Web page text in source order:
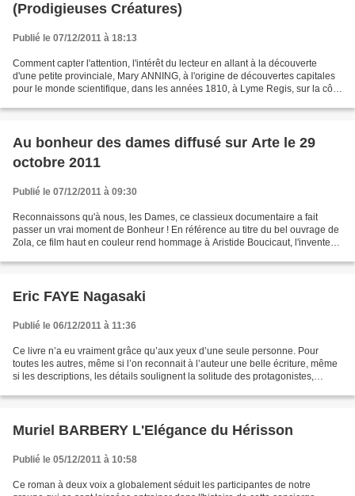
(Prodigieuses Créatures)
Publié le 07/12/2011 à 18:13
Comment capter l'attention, l'intérêt du lecteur en allant à la découverte
d'une petite provinciale, Mary ANNING, à l'origine de découvertes capitales
pour le monde scientifique, dans les années 1810, à Lyme Regis, sur la côte
Au bonheur des dames diffusé sur Arte le 29
octobre 2011
Publié le 07/12/2011 à 09:30
Reconnaissons qu'à nous, les Dames, ce classieux documentaire a fait
passer un vrai moment de Bonheur ! En référence au titre du bel ouvrage de
Zola, ce film haut en couleur rend hommage à Aristide Boucicaut, l'inventeur
Eric FAYE Nagasaki
Publié le 06/12/2011 à 11:36
Ce livre n’a eu vraiment grâce qu’aux yeux d’une seule personne. Pour
toutes les autres, même si l’on reconnait à l’auteur une belle écriture, même
si les descriptions, les détails soulignent la solitude des protagonistes,
Muriel BARBERY L'Elégance du Hérisson
Publié le 05/12/2011 à 10:58
Ce roman à deux voix a globalement séduit les participantes de notre